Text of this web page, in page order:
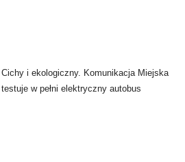
Cichy i ekologiczny. Komunikacja Miejska
testuje w pełni elektryczny autobus